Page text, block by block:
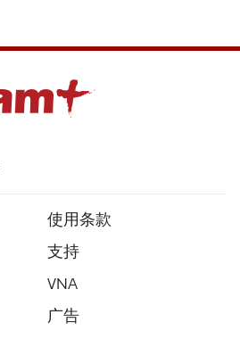
使用条款
支持
VNA
广告